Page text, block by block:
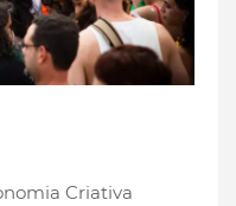
Criativa